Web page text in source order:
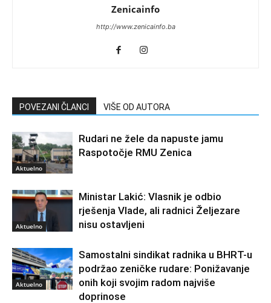
Zenicainfo
http://www.zenicainfo.ba
POVEZANI ČLANCI VIŠE OD AUTORA
Aktuelno
Rudari ne žele da napuste jamu
Raspotočje RMU Zenica
Aktuelno
Ministar Lakić: Vlasnik je odbio
rješenja Vlade, ali radnici Željezare
nisu ostavljeni
Aktuelno
Samostalni sindikat radnika u BHRT-u
podržao zeničke rudare: Ponižavanje
onih koji svojim radom najviše
doprinose